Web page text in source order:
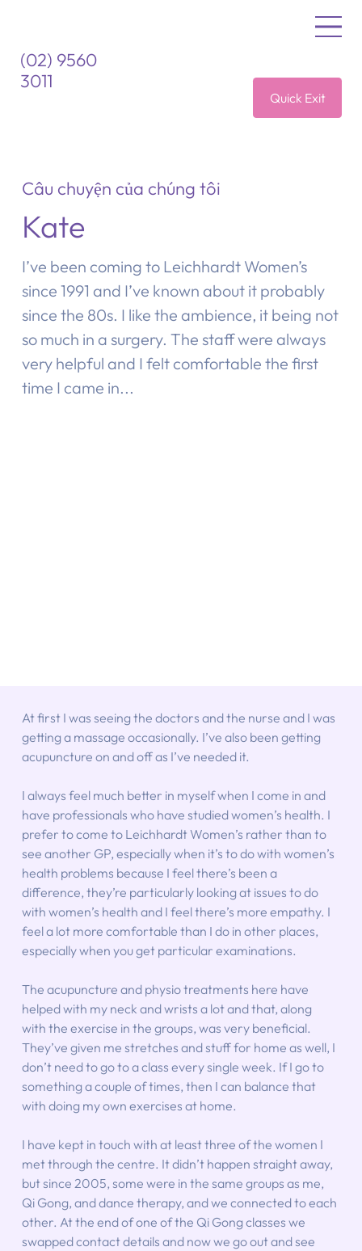
(02) 9560
3011
Quick Exit
Câu chuyện của chúng tôi
Kate
I’ve been coming to Leichhardt Women’s
since 1991 and I’ve known about it probably
since the 80s. I like the ambience, it being not
so much in a surgery. The staff were always
very helpful and I felt comfortable the first
time I came in...
At first I was seeing the doctors and the nurse and I was
getting a massage occasionally. I’ve also been getting
acupuncture on and off as I’ve needed it.
I always feel much better in myself when I come in and
have professionals who have studied women’s health. I
prefer to come to Leichhardt Women’s rather than to
see another GP, especially when it’s to do with women’s
health problems because I feel there’s been a
difference, they’re particularly looking at issues to do
with women’s health and I feel there’s more empathy. I
feel a lot more comfortable than I do in other places,
especially when you get particular examinations.
The acupuncture and physio treatments here have
helped with my neck and wrists a lot and that, along
with the exercise in the groups, was very beneficial.
They’ve given me stretches and stuff for home as well, I
don’t need to go to a class every single week. If I go to
something a couple of times, then I can balance that
with doing my own exercises at home.
I have kept in touch with at least three of the women I
met through the centre. It didn’t happen straight away,
but since 2005, some were in the same groups as me,
Qi Gong, and dance therapy, and we connected to each
other. At the end of one of the Qi Gong classes we
swapped contact details and now we go out and see